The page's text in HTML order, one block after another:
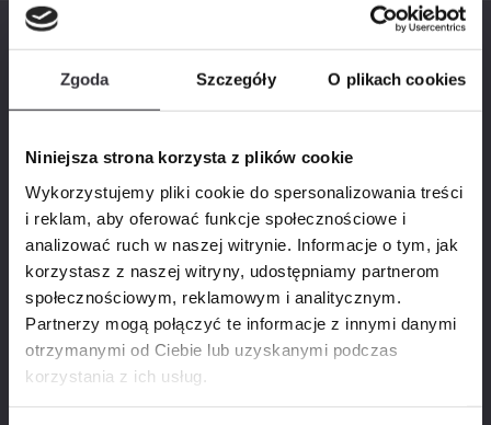
Zgoda Szczegóły O plikach cookies
Niniejsza strona korzysta z plików cookie
Wykorzystujemy pliki cookie do spersonalizowania treści
i reklam, aby oferować funkcje społecznościowe i
analizować ruch w naszej witrynie. Informacje o tym, jak
korzystasz z naszej witryny, udostępniamy partnerom
społecznościowym, reklamowym i analitycznym.
Partnerzy mogą połączyć te informacje z innymi danymi
otrzymanymi od Ciebie lub uzyskanymi podczas
korzystania z ich usług.
Zaznacz kryteria, jakie ma spełniać Twoje mieszkanie
Piętro
0 1 2 3 4
Dodatkowe
Promocje
Cena (zł)